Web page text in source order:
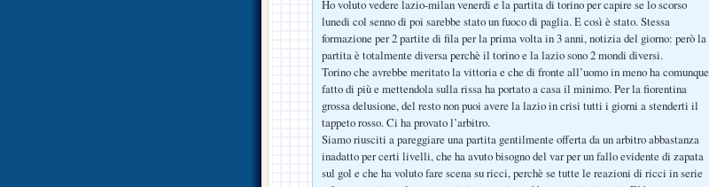
Ho voluto vedere lazio-milan venerdi e la partita di torino per capire se lo scorso
lunedi col senno di poi sarebbe stato un fuoco di paglia. E così è stato. Stessa
formazione per 2 partite di fila per la prima volta in 3 anni, notizia del giorno: però la
partita è totalmente diversa perchè il torino e la lazio sono 2 mondi diversi.
Torino che avrebbe meritato la vittoria e che di fronte all’uomo in meno ha comunque
fatto di più e mettendola sulla rissa ha portato a casa il minimo. Per la fiorentina
grossa delusione, del resto non puoi avere la lazio in crisi tutti i giorni a stenderti il
tappeto rosso. Ci ha provato l’arbitro.
Siamo riusciti a pareggiare una partita gentilmente offerta da un arbitro abbastanza
inadatto per certi livelli, che ha avuto bisogno del var per un fallo evidente di zapata
sul gol e che ha voluto fare scena su ricci, perchè se tutte le reazioni di ricci in serie